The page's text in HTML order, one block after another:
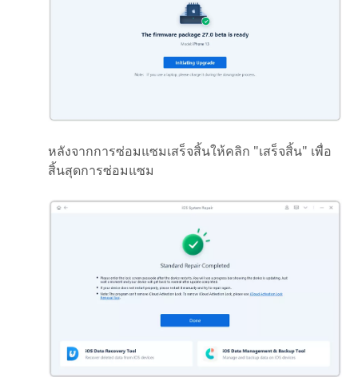
หลังจากการซ่อมแซมเสร็จสิ้นให้คลิก "เสร็จสิ้น" เพื่อ
สิ้นสุดการซ่อมแซม